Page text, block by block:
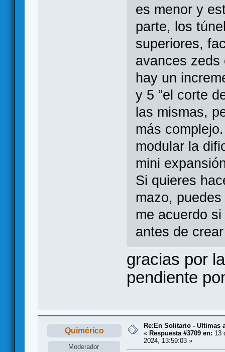
es menor y
parte, los
superiores,
avances
hay un
y 5 “el corte
las mismas,
más
modular la
mini
Si quieres
mazo,
me acuerdo
antes de
gracias por
pendiente
Quimérico
Moderador
Re:En Solitario - Ultimas
« Respuesta #3709 en: 13
2024, 13:59:03 »